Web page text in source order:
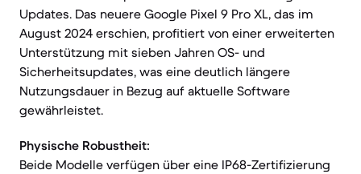
Updates. Das neuere Google Pixel 9 Pro XL, das im
August 2024 erschien, profitiert von einer erweiterten
Unterstützung mit sieben Jahren OS- und
Sicherheitsupdates, was eine deutlich längere
Nutzungsdauer in Bezug auf aktuelle Software
gewährleistet.
Physische Robustheit:
Beide Modelle verfügen über eine IP68-Zertifizierung